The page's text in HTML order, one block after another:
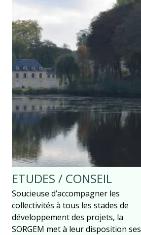
ETUDES / CONSEIL
Soucieuse d’accompagner les
collectivités à tous les stades de
développement des projets, la
SORGEM met à leur disposition ses